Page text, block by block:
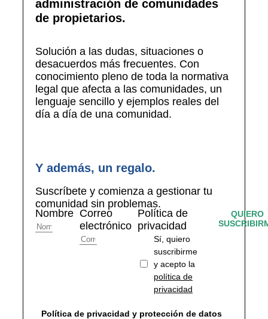
administración de comunidades
de propietarios.
Solución a las dudas, situaciones o
desacuerdos más frecuentes. Con
conocimiento pleno de toda la normativa
legal que afecta a las comunidades, un
lenguaje sencillo y ejemplos reales del
día a día de una comunidad.
Y además, un regalo.
Suscríbete y comienza a gestionar tu
comunidad sin problemas.
Nombre Correo
electrónico
Política de
privacidad
Sí, quiero
suscribirme
y acepto la
política de
privacidad
QUIERO
Política de privacidad y protección de datos